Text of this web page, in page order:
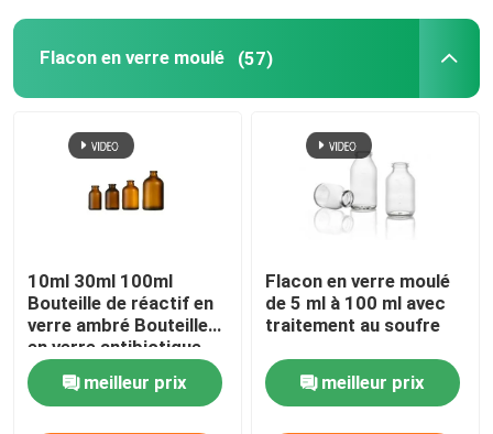
Flacon en verre moulé (57)
10ml 30ml 100ml
Bouteille de réactif en
verre ambré Bouteille
en verre antibiotique
moulée
meilleur prix
Flacon en verre moulé
de 5 ml à 100 ml avec
traitement au soufre
meilleur prix